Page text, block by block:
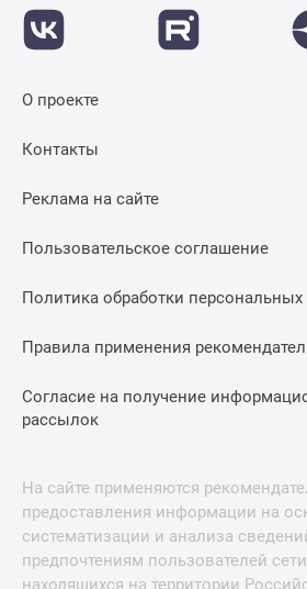
О проекте
Контакты
Реклама на сайте
Пользовательское соглашение
Политика обработки
Правила применения
Согласие на получение
рассылок
На сайте применяются
предоставления информации на
систематизации и анализа
предпочтениям пользователей
находящихся на территории